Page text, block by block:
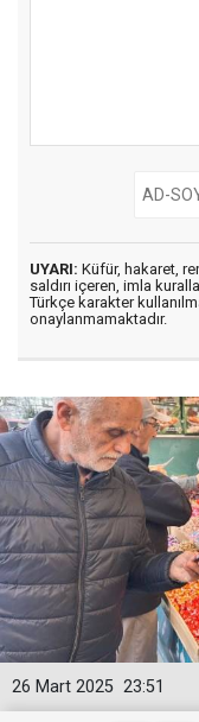
UYARI: Küfür, hakaret,
saldırı içeren, imla
Türkçe karakter
onaylanmamaktadır.
23:51
26 Mart 2025